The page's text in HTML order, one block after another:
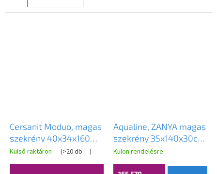
Cersanit Moduo, magas
szekrény 40x34x160
cm, antracit matt,
S590-070-DSM
Külső raktáron (>20 db )
Aqualine, ZANYA magas
szekrény 35x140x30cm,
matt fehér/emporio
tölgy, ZA140
Külön rendelésre